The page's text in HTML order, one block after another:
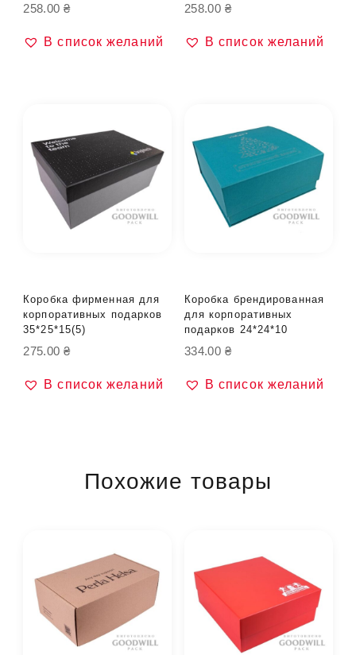
258.00 ₴
В список желаний
258.00 ₴
В список желаний
Коробка фирменная для
корпоративных подарков
35*25*15(5)
275.00 ₴
В список желаний
Коробка брендированная
для корпоративных
подарков 24*24*10
334.00 ₴
В список желаний
Похожие товары